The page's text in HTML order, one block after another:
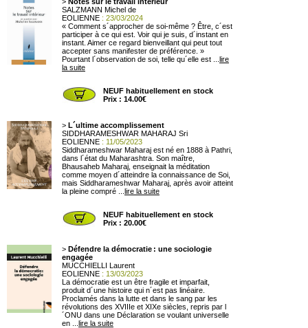
SALZMANN Michel de
EOLIENNE : 23/03/2024
« Comment s´approcher de soi-même ? Être, c´est
participer à ce qui est. Voir qui je suis, d´instant en
instant. Aimer ce regard bienveillant qui peut tout
accepter sans manifester de préférence. »
Pourtant l´observation de soi, telle qu´elle est ... lire
la suite
NEUF habituellement en stock
Prix : 14.00€
> L´ultime accomplissement
SIDDHARAMESHWAR MAHARAJ Sri
EOLIENNE : 11/05/2023
Siddharameshwar Maharaj est né en 1888 à Pathri,
dans l´état du Maharashtra. Son maître,
Bhausaheb Maharaj, enseignait la méditation
comme moyen d´atteindre la connaissance de Soi,
mais Siddharameshwar Maharaj, après avoir atteint
la pleine compré ... lire la suite
NEUF habituellement en stock
Prix : 20.00€
> Défendre la démocratie : une sociologie
engagée
MUCCHIELLI Laurent
EOLIENNE : 13/03/2023
La démocratie est un être fragile et imparfait,
produit d´une histoire qui n´est pas linéaire.
Proclamés dans la lutte et dans le sang par les
révolutions des XVIIIe et XIXe siècles, repris par l
´ONU dans une Déclaration se voulant universelle
en ... lire la suite